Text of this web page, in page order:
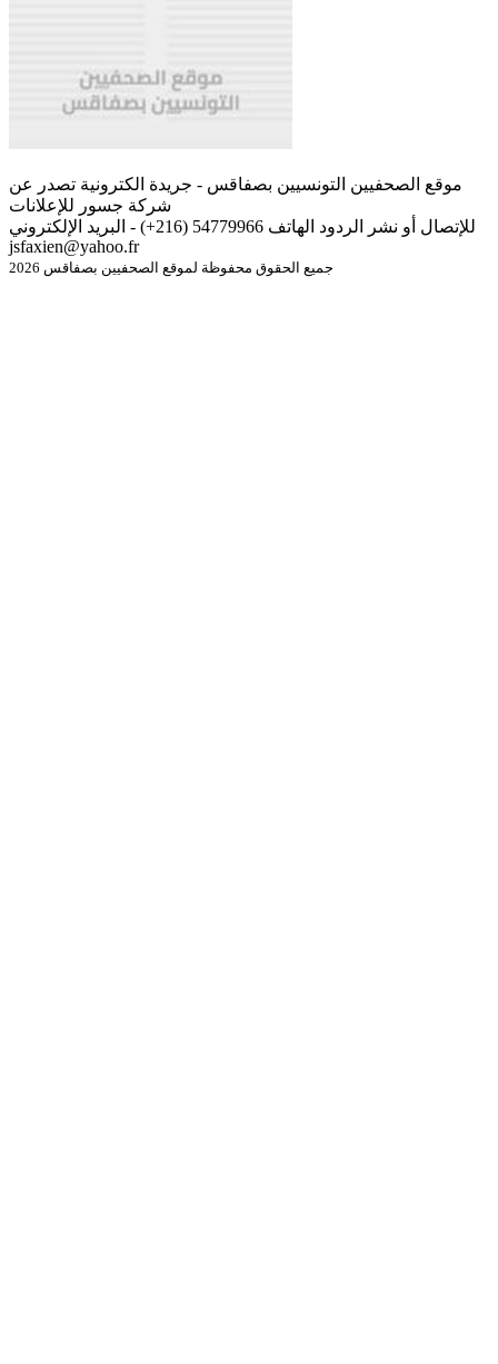
موقع الصحفيين التونسيين بصفاقس - جريدة الكترونية تصدر عن
شركة جسور للإعلانات
للإتصال أو نشر الردود الهاتف 54779966 (216+) - البريد الإلكتروني
jsfaxien@yahoo.fr
جميع الحقوق محفوظة لموقع الصحفيين بصفاقس 2026